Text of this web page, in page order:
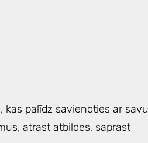
kas palīdz savienoties ar savu
atrast atbildes, saprast